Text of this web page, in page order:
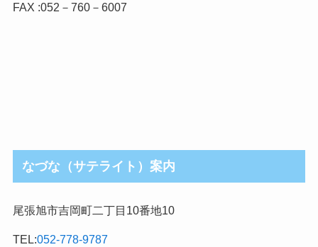
FAX :052－760－6007
なづな（サテライト）案内
尾張旭市吉岡町二丁目10番地10
TEL:052-778-9787